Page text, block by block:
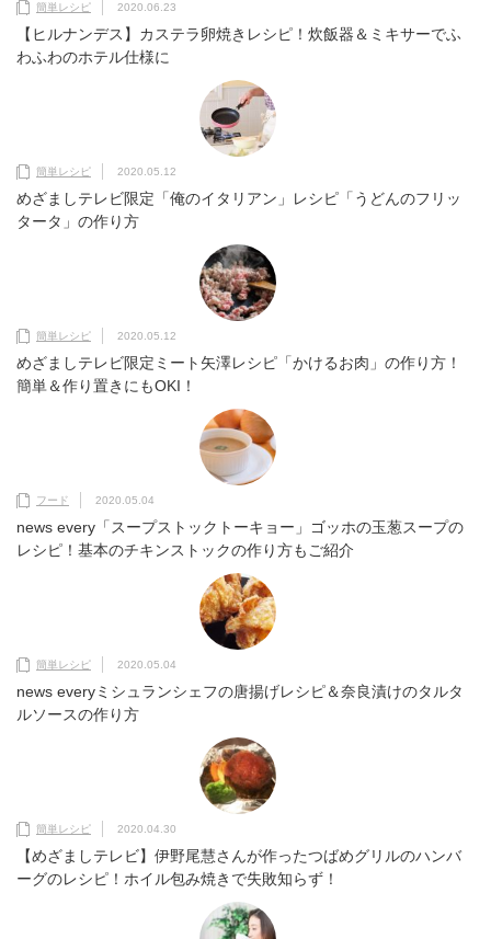
簡単レシピ 2020.06.23
【ヒルナンデス】カステラ卵焼きレシピ！炊飯器＆ミキサーでふ
わふわのホテル仕様に
簡単レシピ 2020.05.12
めざましテレビ限定「俺のイタリアン」レシピ「うどんのフリッ
タータ」の作り方
簡単レシピ 2020.05.12
めざましテレビ限定ミート矢澤レシピ「かけるお肉」の作り方！
簡単＆作り置きにもOKI！
フード 2020.05.04
news every「スープストックトーキョー」ゴッホの玉葱スープの
レシピ！基本のチキンストックの作り方もご紹介
簡単レシピ 2020.05.04
news everyミシュランシェフの唐揚げレシピ＆奈良漬けのタルタ
ルソースの作り方
簡単レシピ 2020.04.30
【めざましテレビ】伊野尾慧さんが作ったつばめグリルのハンバ
ーグのレシピ！ホイル包み焼きで失敗知らず！